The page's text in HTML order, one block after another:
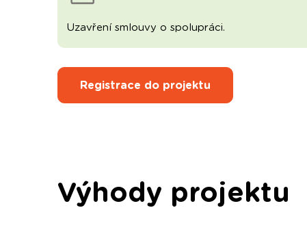
Uzavření smlouvy o spolupráci.
Registrace do projektu
Výhody projektu